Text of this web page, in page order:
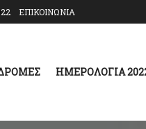
ΕΠΙΚΟΙΝΩΝΙΑ
ΗΜΕΡΟΛΟΓΙΑ